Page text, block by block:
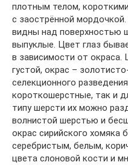
плотным телом,
с заострённой
видны над поверхностью
выпуклые. Цвет глаз
в зависимости от окраса.
густой, окрас –
селекционного
короткошерстные, так и
типу шерсти их можно
волнистой шерстью и
окрас сирийского
серебристым, белым,
цвета слоновой кости и